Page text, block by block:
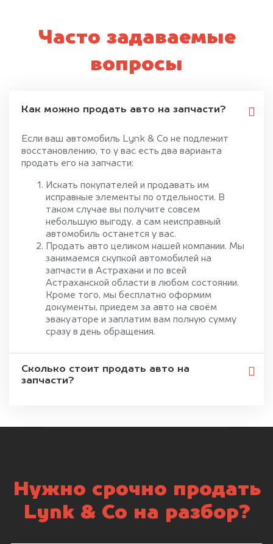
Часто задаваемые
вопросы
Как можно продать авто на запчасти?
Если ваш автомобиль Lynk & Co не подлежит
восстановлению, то у вас есть два варианта
продать его на запчасти:
Искать покупателей и продавать им
исправные элементы по отдельности. В
таком случае вы получите совсем
небольшую выгоду, а сам неисправный
автомобиль останется у вас.
Продать авто целиком нашей компании. Мы
занимаемся скупкой автомобилей на
запчасти в Астрахани и по всей
Астраханской области в любом состоянии.
Кроме того, мы бесплатно оформим
документы, приедем за авто на своём
эвакуаторе и заплатим вам полную сумму
сразу в день обращения.
Сколько стоит продать авто на
запчасти?
Нужно срочно продать
Lynk & Co на разбор?